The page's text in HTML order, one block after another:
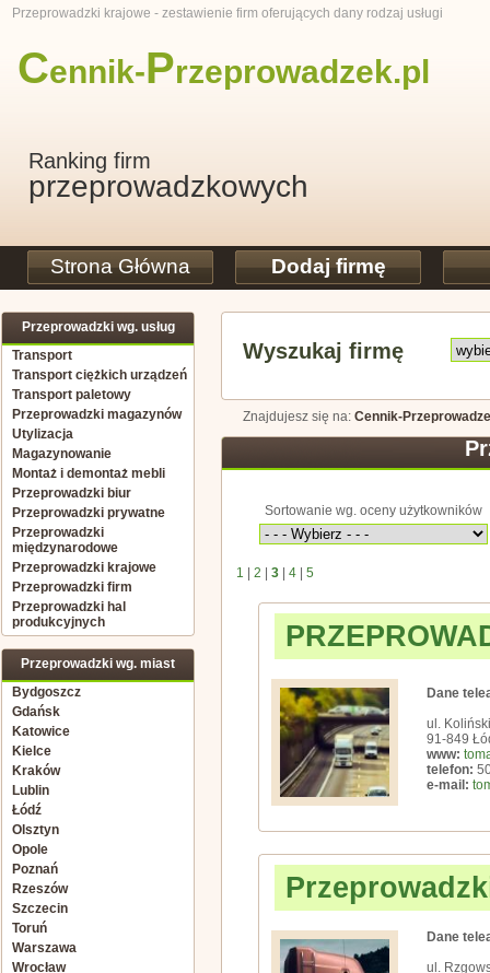
Przeprowadzki krajowe - zestawienie firm oferujących dany rodzaj usługi
Cennik-Przeprowadzek.pl
Ranking firm
przeprowadzkowych
Strona Główna Dodaj firmę
Przeprowadzki wg. usług
Transport
Transport ciężkich urządzeń
Transport paletowy
Przeprowadzki magazynów
Utylizacja
Magazynowanie
Montaż i demontaż mebli
Przeprowadzki biur
Przeprowadzki prywatne
Przeprowadzki
międzynarodowe
Przeprowadzki krajowe
Przeprowadzki firm
Przeprowadzki hal
produkcyjnych
Przeprowadzki wg. miast
Bydgoszcz
Gdańsk
Katowice
Kielce
Kraków
Lublin
Łódź
Olsztyn
Opole
Poznań
Rzeszów
Szczecin
Toruń
Warszawa
Wrocław
Wyszukaj firmę
Znajdujesz się na: Cennik-
Sortowanie wg. oceny użytkowników
1 2 3 4 5
Dane
ul.
91-849
www:
telefon:
e-mail:
Dane
ul.